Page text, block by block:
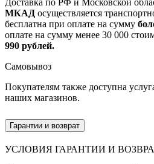
Доставка по РФ и Московской
МКАД осуществляется
бесплатна при оплате на сумму
оплате на сумму менее 30 000
990 рублей.
Самовывоз
Покупателям также доступна
наших магазинов.
Гарантии и возврат
УСЛОВИЯ ГАРАНТИИ И